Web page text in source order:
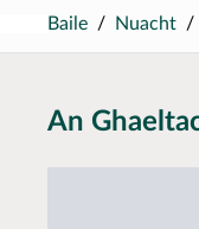
Baile Nuacht
An